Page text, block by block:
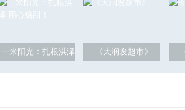
一米阳光：扎根洪泽 《大润发超市》